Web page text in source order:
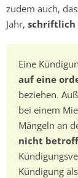
zudem auch,
Jahr, schriftlich
Eine
auf eine
beziehen.
bei einem
Mängeln an
nicht
Kündigung